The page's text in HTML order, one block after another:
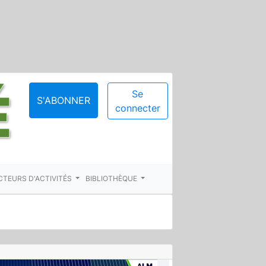
S'ABONNER
Se
connecter
D'ACTIVITÉS BIBLIOTHÈQUE